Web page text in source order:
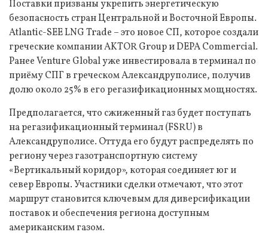
Поставки призваны укрепить энергетическую
безопасность стран Центральной и Восточной Европы.
Atlantic-SEE LNG Trade – это новое СП, которое создали
греческие компании AKTOR Group и DEPA Commercial.
Ранее Venture Global уже инвестировала в терминал по
приёму СПГ в греческом Александруполисе, получив
долю около 25% в его регазификационных мощностях.
Предполагается, что сжиженный газ будет поступать
на регазификационный терминал (FSRU) в
Александруполисе. Оттуда его будут распределять по
региону через газотранспортную систему
«Вертикальный коридор», которая соединяет юг и
север Европы. Участники сделки отмечают, что этот
маршрут становится ключевым для диверсификации
поставок и обеспечения региона доступным
американским газом.